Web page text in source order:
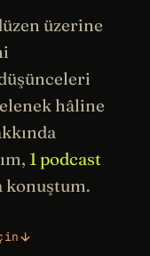
üzerine
hâline
1 podcast
konuştum.